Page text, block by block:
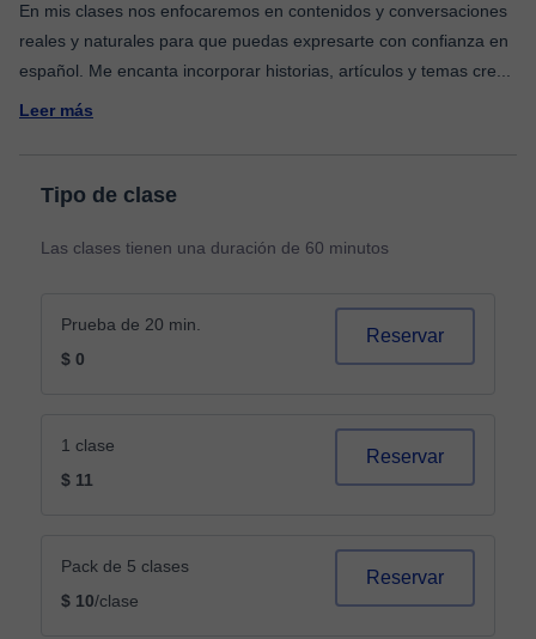
En mis clases nos enfocaremos en contenidos y conversaciones
reales y naturales para que puedas expresarte con confianza en
español. Me encanta incorporar historias, artículos y temas cre
Leer más
Tipo de clase
Las clases tienen una duración de 60 minutos
Prueba de 20 min.
$ 0
Reservar
1 clase
$ 11
Reservar
Pack de 5 clases
$ 10/clase
Reservar